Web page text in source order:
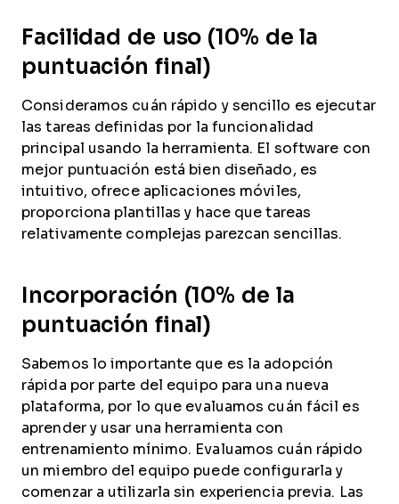
Facilidad de uso (10% de la
puntuación final)
Consideramos cuán rápido y sencillo es ejecutar
las tareas definidas por la funcionalidad
principal usando la herramienta. El software con
mejor puntuación está bien diseñado, es
intuitivo, ofrece aplicaciones móviles,
proporciona plantillas y hace que tareas
relativamente complejas parezcan sencillas.
Incorporación (10% de la
puntuación final)
Sabemos lo importante que es la adopción
rápida por parte del equipo para una nueva
plataforma, por lo que evaluamos cuán fácil es
aprender y usar una herramienta con
entrenamiento mínimo. Evaluamos cuán rápido
un miembro del equipo puede configurarla y
comenzar a utilizarla sin experiencia previa. Las